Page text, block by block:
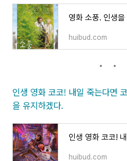
huibud.com
인생 영화 코코! 내일 죽는다면
을 유지하겠다.
huibud.com